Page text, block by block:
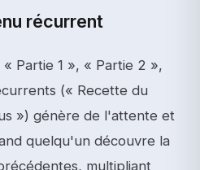
récurrent
Partie 1 », « Partie 2 »,
(« Recette du
») génère de l'attente et
quelqu'un découvre la
multipliant